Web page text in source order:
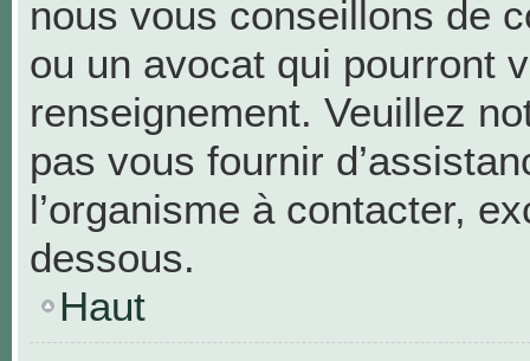
nous vous conseillons de
ou un avocat qui pourront
renseignement. Veuillez
pas vous fournir
l’organisme à contacter,
dessous.
Haut